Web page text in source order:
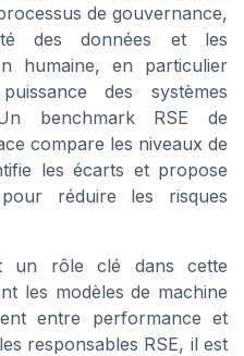
de gouvernance,
des données et les
humaine, en particulier
des systèmes
benchmark RSE de
compare les niveaux de
les écarts et propose
réduire les risques
un rôle clé dans cette
les modèles de machine
entre performance et
responsables RSE, il est